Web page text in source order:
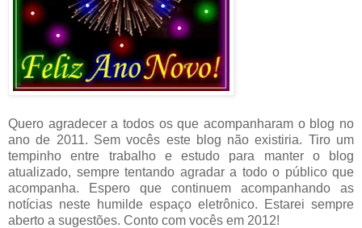
Quero agradecer a todos os que acompanharam o blog no
ano de 2011. Sem vocês este blog não existiria. Tiro um
tempinho entre trabalho e estudo para manter o blog
atualizado, sempre tentando agradar a todo o público que
acompanha. Espero que continuem acompanhando as
notícias neste humilde espaço eletrônico. Estarei sempre
aberto a sugestões. Conto com vocês em 2012!